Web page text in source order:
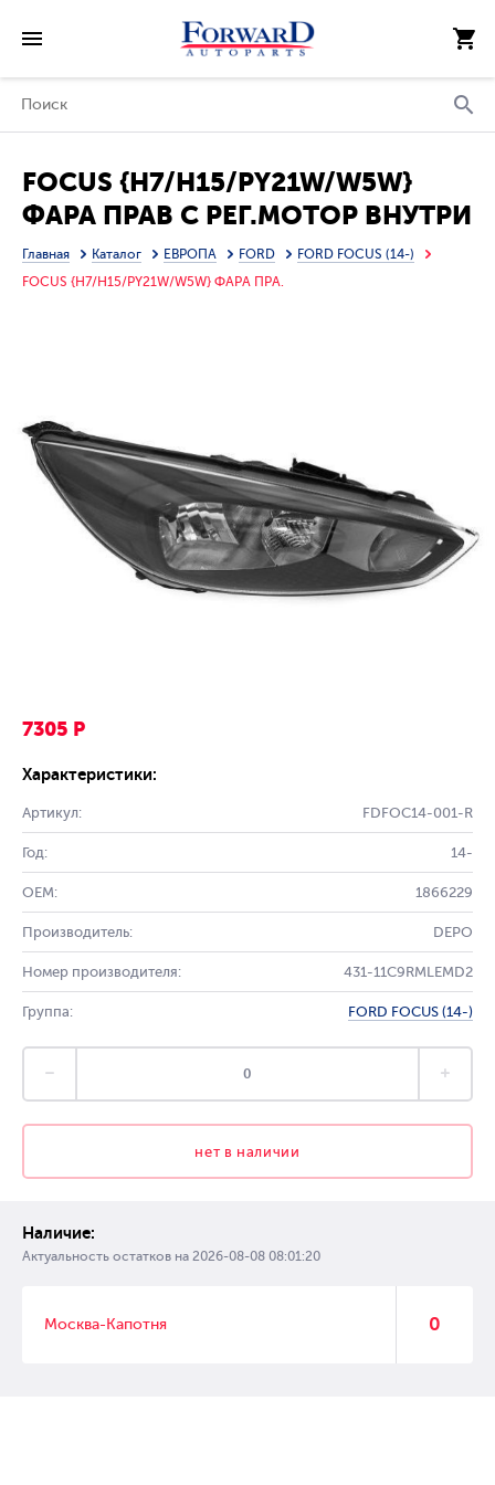
FOCUS {H7/H15/PY21W/W5W}
ФАРА ПРАВ С РЕГ.МОТОР ВНУТРИ
ЧЕРН (DEPO)
Главная Каталог ЕВРОПА FORD
FORD FOCUS (14-)
FOCUS {H7/H15/PY21W/W5W} ФАРА ПРА.
7305 Р
Характеристики:
Артикул: FDFOC14-001-R
Год: 14-
OEM: 1866229
Производитель: DEPO
Номер производителя: 431-11C9RMLEMD2
Группа: FORD FOCUS (14-)
нет в наличии
Наличие:
Актуальность остатков на 2026-08-08 08:01:20
Москва-Капотня 0